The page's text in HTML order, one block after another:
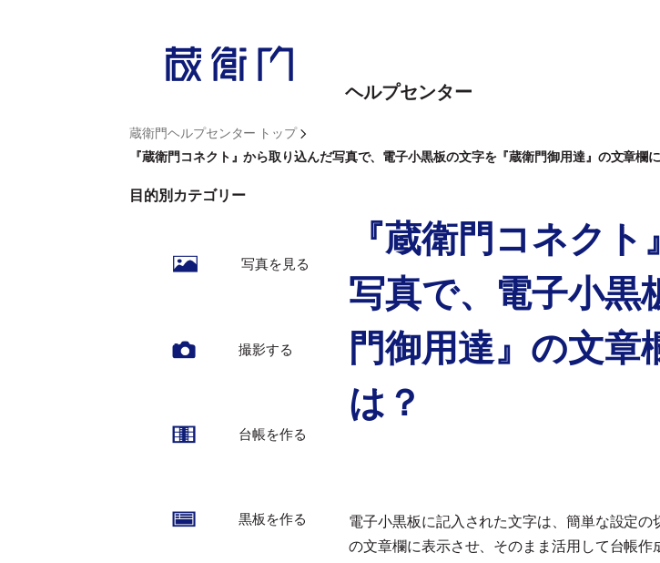
ヘルプセンター
蔵衛門ヘルプセンター トップ>
『蔵衛門コネクト』から取り込んだ写真で、電子小黒板の文字を『蔵衛門御用達』の文章欄
目的別カテゴリー
写真を見る
撮影する
台帳を作る
黒板を作る
『蔵衛門コネク
写真で、電子小黒
門御用達』の文章
は？
電子小黒板に記入された文字は、簡単な設定の
の文章欄に表示させ、そのまま活用して台帳作